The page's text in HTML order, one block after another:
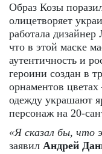
Образ Козы
олицетворяет
работала дизайнер
что в этой маске
аутентичность и
героини создан в
орнаментов
одежду украшают
персонаж на 20-
«Я сказал бы, что
заявил Андрей